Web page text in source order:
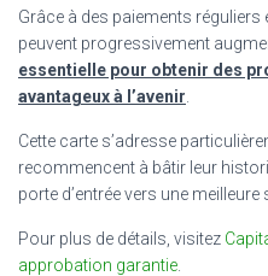
Grâce à des paiements
peuvent progressivement
essentielle pour obtenir des
avantageux à l’avenir
Cette carte s’adresse
recommencent à bâtir leur
porte d’entrée vers une meilleure
Pour plus de détails, visitez
approbation garantie